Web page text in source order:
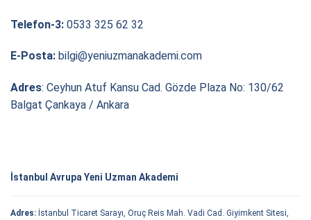
Telefon-3: 0533 325 62 32
E-Posta: bilgi@yeniuzmanakademi.com
Adres: Ceyhun Atuf Kansu Cad. Gözde Plaza No: 130/62
Balgat Çankaya / Ankara
İstanbul Avrupa Yeni Uzman Akademi
Adres: İstanbul Ticaret Sarayı, Oruç Reis Mah. Vadi Cad. Giyimkent Sitesi,